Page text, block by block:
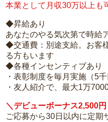
本業として月収30万以上も
◆昇給あり
あなたのやる気次第で時給
◆交通費：別途支給。お客
る方もいます
◆各種インセンティブあり
・表彰制度を毎月実施（5
・友人紹介で、最大1万
＼デビューボーナス2,500
ご応募から30日以内に定期